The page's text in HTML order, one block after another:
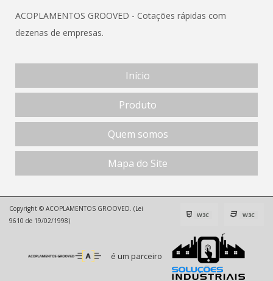
ACOPLAMENTOS GROOVED - Cotações rápidas com
dezenas de empresas.
Início
Produto
Quem somos
Mapa do Site
Copyright © ACOPLAMENTOS GROOVED. (Lei
9610 de 19/02/1998)
W3C W3C
é um parceiro